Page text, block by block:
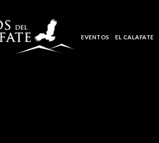
EVENTOS EL CALAFATE